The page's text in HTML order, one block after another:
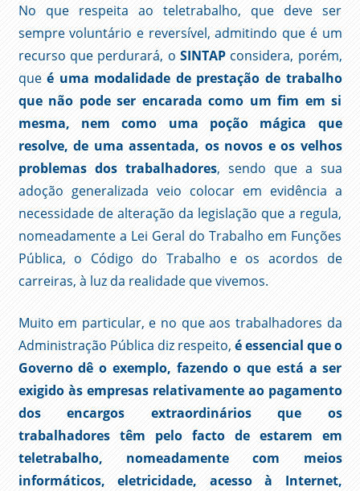
No que respeita ao teletrabalho, que deve ser
sempre voluntário e reversível, admitindo que é um
recurso que perdurará, o SINTAPconsidera, porém,
queé uma modalidade de prestação de trabalho
que não pode ser encarada como um fim em si
mesma, nem como uma poção mágica que
resolve, de uma assentada, os novos e os velhos
problemas dos trabalhadores, sendo que a sua
adoção generalizada veio colocar em evidência a
necessidade de alteração da legislação que a regula,
nomeadamente a Lei Geral do Trabalho em Funções
Pública, o Código do Trabalho e os acordos de
carreiras, à luz da realidade que vivemos.
Muito em particular, e no que aos trabalhadores da
Administração Pública diz respeito, é essencial que o
Governo dê o exemplo, fazendo o que está a ser
exigido às empresas relativamente ao pagamento
dos encargos extraordinários que os
trabalhadores têm pelo facto de estarem em
teletrabalho, nomeadamente com meios
informáticos, eletricidade, acesso à Internet,